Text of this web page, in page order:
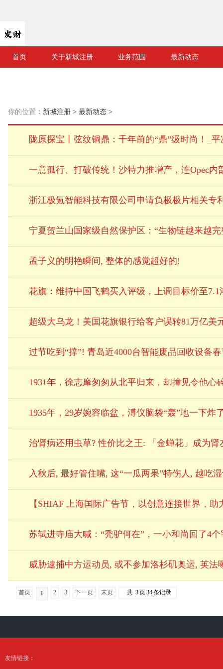
首页 关于新城注册 业务范围 最新动态
你的位置： 新城注册 > 最新动态 >
陇原探宝丨弦纹铜鼎：千年前的“鼎”级时尚！_
一意孤行、打破传统！沙特力推增产，连Opec内
浙江极氪智能科技有限公司申请负极极片相关专
宁夏贺兰山国家级自然保护区：“生物链越来越完
孟子义的明艳瞬间, 整体的感觉超好的!
花旗：维持中国飞鹤买入评级，上调目标价至7.1
超级大乌龙！美国花旗银行给客户误转81万亿美
过节吃到“撑”! 青岛近4000台智能废品回收设备
1931年，徐志摩匆匆从北平归来，却撞见令他心
1935年，29岁婉容临盆，溥仪脑袋“轰”地一下炸
治肾病还用虫草? 性价比之王: 「金蝉花」成为肾
入秋后, 最好管住嘴, 这“一瓜两果”特伤人, 越吃
【SHIAF 上海国际广告节，以创意连接世界，助
苏轼进寺庙大喊：“秃驴何在”，一小和尚回了4
威胁逮捕中方运动员, 或不参加洛杉矶奥运, 英法
首页 1 2 3 下一页 末页 共 3页34条记录
友情链接：